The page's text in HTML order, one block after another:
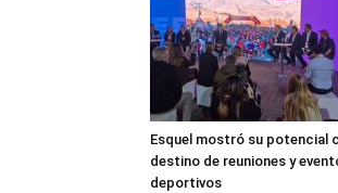
Esquel mostró su potencial
destino de reuniones y
deportivos